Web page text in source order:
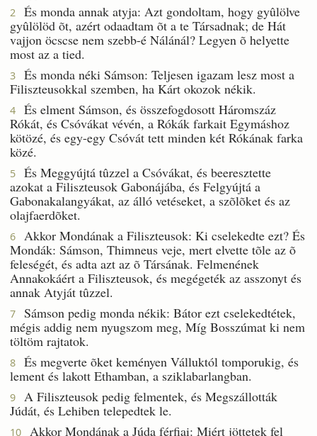
2
És monda annak atyja: Azt gondoltam, hogy gyûlölve
gyûlölöd õt, azért odaadtam õt a te Társadnak; de Hát
vajjon öcscse nem szebb-é Nálánál? Legyen õ helyette
most az a tied.
3
És monda néki Sámson: Teljesen igazam lesz most a
Filiszteusokkal szemben, ha Kárt okozok nékik.
4
És elment Sámson, és összefogdosott Háromszáz
Rókát, és Csóvákat vévén, a Rókák farkait Egymáshoz
kötözé, és egy-egy Csóvát tett minden két Rókának farka
közé.
5
És Meggyújtá tûzzel a Csóvákat, és beeresztette
azokat a Filiszteusok Gabonájába, és Felgyújtá a
Gabonakalangyákat, az álló vetéseket, a szõlõket és az
olajfaerdõket.
6
Akkor Mondának a Filiszteusok: Ki cselekedte ezt? És
Mondák: Sámson, Thimneus veje, mert elvette tõle az õ
feleségét, és adta azt az õ Társának. Felmenének
Annakokáért a Filiszteusok, és megégeték az asszonyt és
annak Atyját tûzzel.
7
Sámson pedig monda nékik: Bátor ezt cselekedtétek,
mégis addig nem nyugszom meg, Míg Bosszúmat ki nem
töltöm rajtatok.
8
És megverte õket keményen Válluktól tomporukig, és
lement és lakott Ethamban, a sziklabarlangban.
9
A Filiszteusok pedig felmentek, és Megszállották
Júdát, és Lehiben telepedtek le.
10
Akkor Mondának a Júda férfiai: Miért jöttetek fel